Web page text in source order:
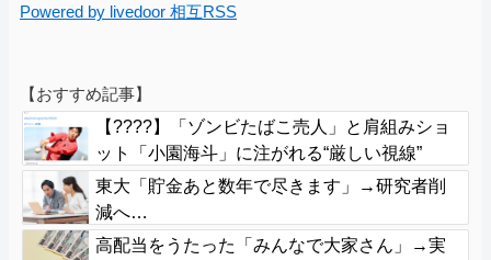
Powered by livedoor 相互RSS
【おすすめ記事】
【????】「ゾンビたばこ売人」と肩組みショ
ット「小園海斗」に注がれる“厳しい視線”
「レギュラー剥奪も選択肢のひとつに」
東大「貯金あと数年で尽きます」→研究者削
減へ…
高配当をうたった「みんなで大家さん」→実